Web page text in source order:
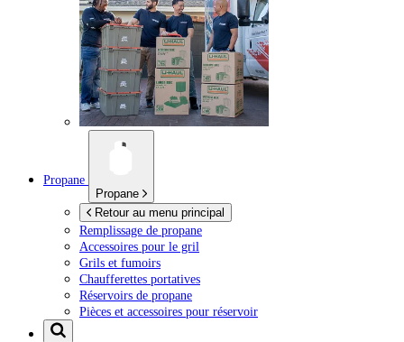
Propane
Propane
Retour au menu principal
Remplissage de propane
Accessoires pour le gril
Grils et fumoirs
Chaufferettes portatives
Réservoirs de propane
Pièces et accessoires pour réservoir